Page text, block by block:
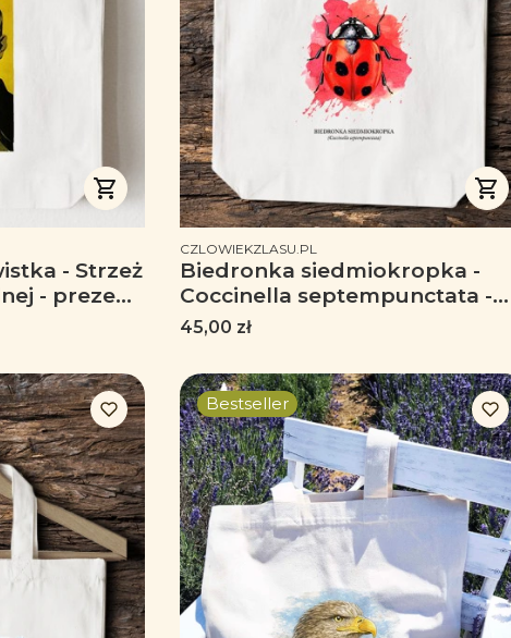
- Strzeż
- prezent
PRODUCENT
CZLOWIEKZLASU.PL
Biedronka siedmiokropka -
Coccinella septempunctata -
Biedronka - Prezent dla
entomologa - Torba z
biedronką - Torba 2 ucha
Cena
45,00 zł
Bestseller